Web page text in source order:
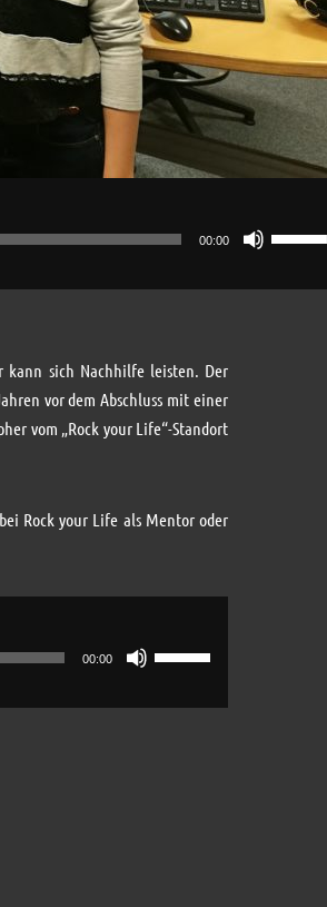
00:00
kann sich Nachhilfe leisten. Der
vor dem Abschluss mit einer
vom „Rock your Life“-Standort
Rock your Life als Mentor oder
00:00
benutzen,